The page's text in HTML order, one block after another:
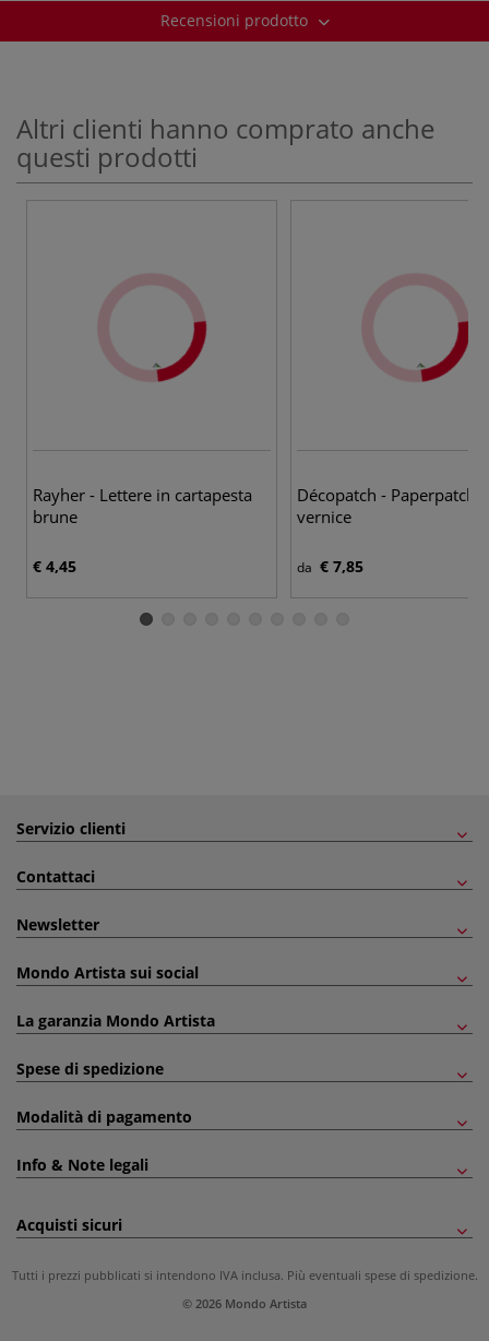
Recensioni prodotto
Altri clienti hanno comprato anche
questi prodotti
Rayher - Lettere in cartapesta
brune
€ 4,45
Décopatch - Paperpatch,
vernice
da € 7,85
Servizio clienti
Contattaci
Newsletter
Mondo Artista sui social
La garanzia Mondo Artista
Spese di spedizione
Modalità di pagamento
Info & Note legali
Acquisti sicuri
Tutti i prezzi pubblicati si intendono IVA inclusa. Più eventuali spese di spedizione.
© 2026 Mondo Artista